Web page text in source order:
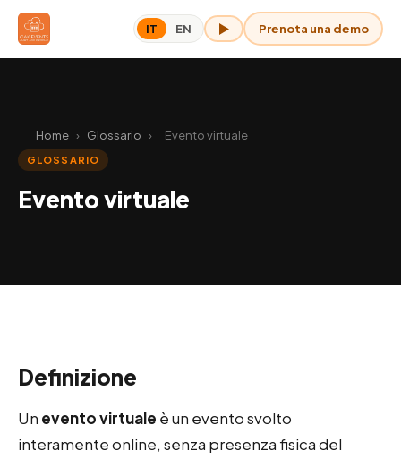
IT EN
OAK per me
Prenota una demo
Home › Glossario › Evento virtuale
GLOSSARIO
Evento virtuale
Definizione
Un evento virtuale è un evento svolto
interamente online, senza presenza fisica del